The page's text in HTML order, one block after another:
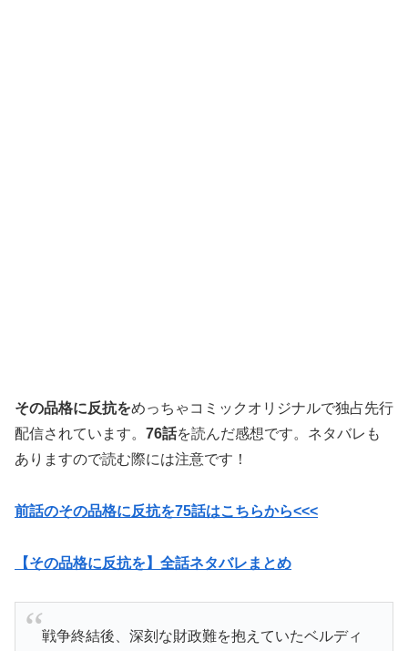
その品格に反抗をめっちゃコミックオリジナルで独占先行
配信されています。 76話を読んだ感想です。ネタバレも
ありますので読む際には注意です！
前話のその品格に反抗を75話はこちらから<<<
【その品格に反抗を】全話ネタバレまとめ
戦争終結後、深刻な財政難を抱えていたベルディ